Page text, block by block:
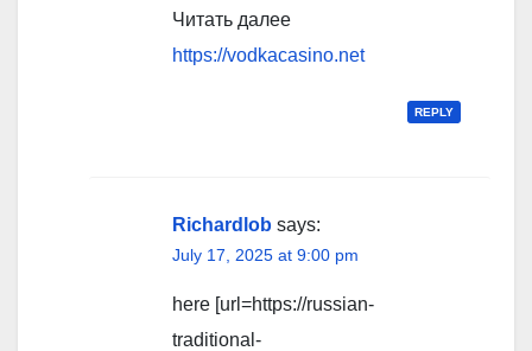
Читать далее
https://vodkacasino.net
REPLY
Richardlob says:
July 17, 2025 at 9:00 pm
here [url=https://russian-
traditional-